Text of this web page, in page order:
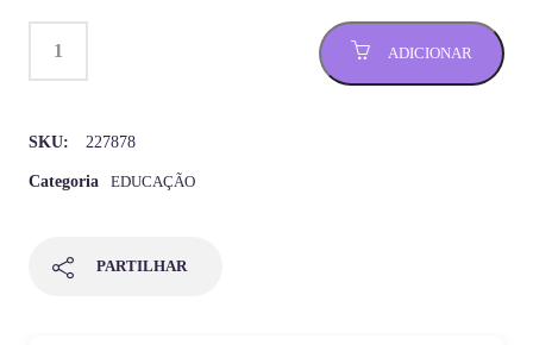
ADICIONAR
SKU: 227878
Categoria EDUCAÇÃO
PARTILHAR